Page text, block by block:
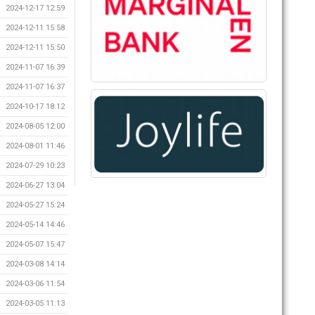
2024-12-17 12:59
2024-12-11 15:58
2024-12-11 15:50
2024-11-07 16:39
2024-11-07 16:37
2024-10-17 18:12
2024-08-05 12:00
2024-08-01 11:46
2024-07-29 10:23
2024-06-27 13:04
2024-05-27 15:24
2024-05-14 14:46
2024-05-07 15:47
2024-03-08 14:14
2024-03-06 11:54
2024-03-05 11:13